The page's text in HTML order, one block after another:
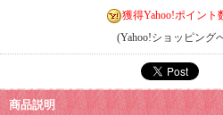
獲得Yahoo!ポイント
(Yahoo!ショッピング
商品説明